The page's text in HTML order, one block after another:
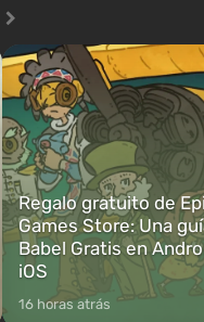
Regalo gratuito de
Games Store: Una
Babel Gratis en
iOS
16 horas atrás